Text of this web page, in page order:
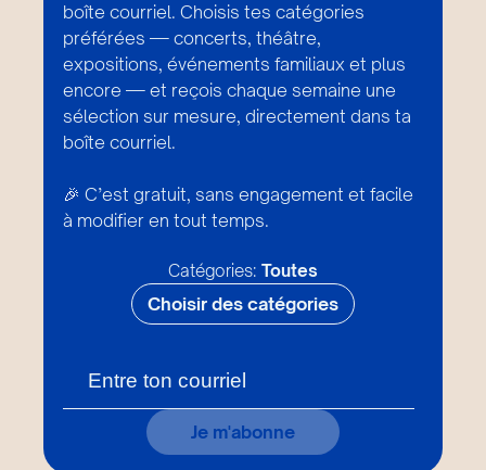
boîte courriel. Choisis tes catégories
préférées — concerts, théâtre,
expositions, événements familiaux et plus
encore — et reçois chaque semaine une
sélection sur mesure, directement dans ta
boîte courriel.
🎉 C’est gratuit, sans engagement et facile
à modifier en tout temps.
Catégories: Toutes
Choisir des catégories
Je m'abonne